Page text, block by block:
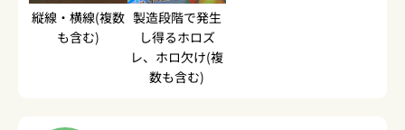
縦線・横線(複数
も含む)
製造段階で発生
し得るホロズ
レ、ホロ欠け(複
数も含む)